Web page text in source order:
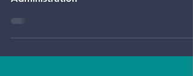
Administration